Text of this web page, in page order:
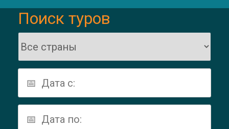
Поиск туров